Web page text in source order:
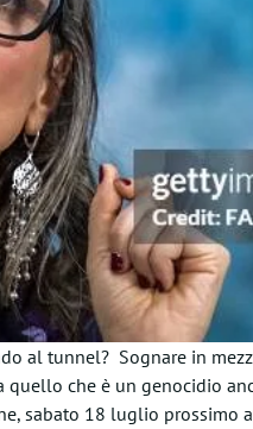
al tunnel? Sognare in
che è un genocidio
sabato 18 luglio prossimo